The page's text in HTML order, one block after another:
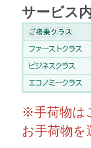
サービス
※手荷物は
お手荷物